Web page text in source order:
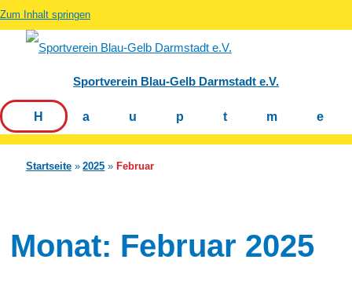
Zum Inhalt springen
Sportverein Blau-Gelb Darmstadt e.V.
Startseite 2025 Februar
Monat: Februar 2025